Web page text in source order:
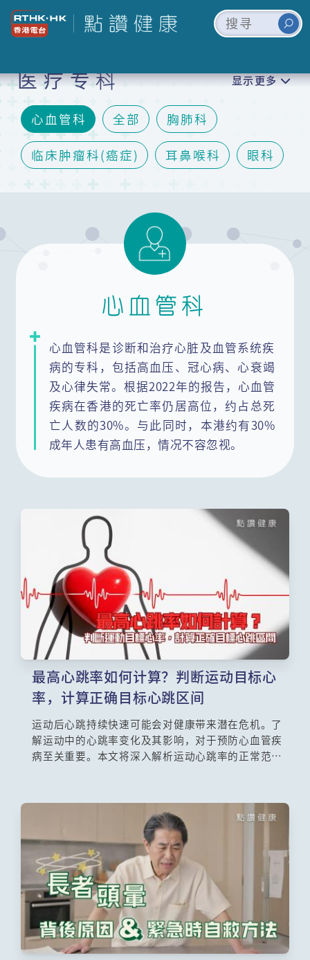
医疗专科
全部 胸肺科
临床肿瘤科(癌症) 耳鼻喉科 眼科
矫形及创伤外科(骨科)
口腔颌面外科及牙科
皮肤科
内分泌及糖尿科(肾脏)
心血管科
风湿病科(免疫系统及关节) 整形外科
感染及传染科 肠胃肝胆科
显示更多
心血管科
心血管科是诊断和治疗心脏及血管系统疾
病的专科，包括高血压、冠心病、心衰竭
及心律失常。根据2022年的报告，心血管
疾病在香港的死亡率仍居高位，约占总死
亡人数的30%。与此同时，本港约有30%
成年人患有高血压，情况不容忽视。
最高心跳率如何计算？判断运动目标心
率，计算正确目标心跳区间
运动后心跳持续快速可能会对健康带来潜在危机。了
解运动中的心跳率变化及其影响，对于预防心血管疾
病至关重要。本文将深入解析运动心跳率的正常范围
健身爱好者更安全的训练，避免过度负荷对身体造成